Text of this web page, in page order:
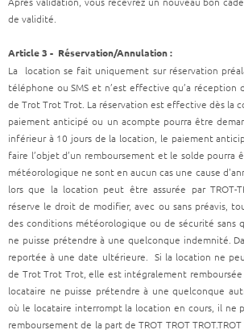
de validité.
Article 3 - Réservation/Annulation :
La location se fait uniquement sur réservation
téléphone ou SMS et n’est effective qu’a réception
de Trot Trot Trot. La réservation est effective dès la
paiement anticipé ou un acompte pourra être
inférieur à 10 jours de la location, le paiement
faire l’objet d’un remboursement et le solde pourra
météorologique ne sont en aucun cas une cause
lors que la location peut être assurée par TROT-
réserve le droit de modifier, avec ou sans préavis,
des conditions météorologique ou de sécurité sans
ne puisse prétendre à une quelconque indemnité.
reportée à une date ultérieure. Si la location ne
de Trot Trot Trot, elle est intégralement remboursée
locataire ne puisse prétendre à une quelconque
où le locataire interrompt la location en cours, il ne
remboursement de la part de TROT TROT